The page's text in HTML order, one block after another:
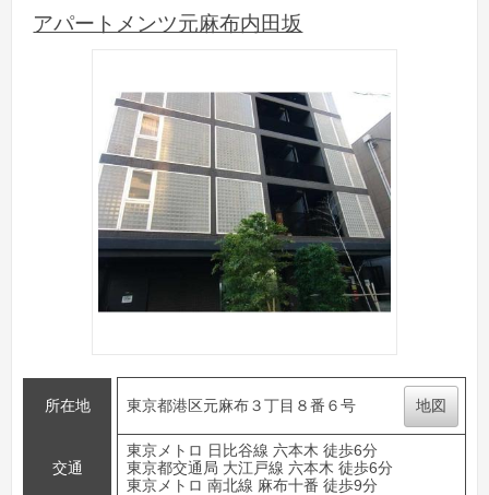
アパートメンツ元麻布内田坂
所在地 東京都港区元麻布３丁目８番６号 地図
交通
東京メトロ 日比谷線 六本木 徒歩6分
東京都交通局 大江戸線 六本木 徒歩6分
東京メトロ 南北線 麻布十番 徒歩9分